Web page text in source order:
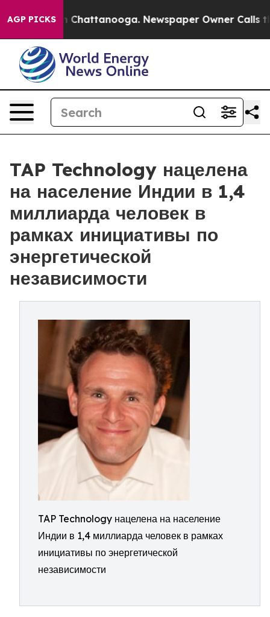
AGP PICKS
Chaos in Chattanooga. Newspaper Owner Calls the
TAP Technology нацелена
на население Индии в 1,4
миллиарда человек в
рамках инициативы по
энергетической
независимости
TAP Technology нацелена на население
Индии в 1,4 миллиарда человек в рамках
инициативы по энергетической
независимости